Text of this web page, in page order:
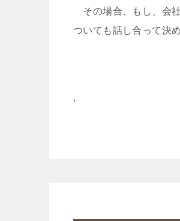
その場合、もし、会
ついても話し合って決
,